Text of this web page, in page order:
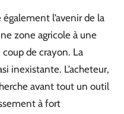
l’avenir de la
zone agricole à une
de crayon. La
inexistante. L’acheteur,
avant tout un outil
à fort